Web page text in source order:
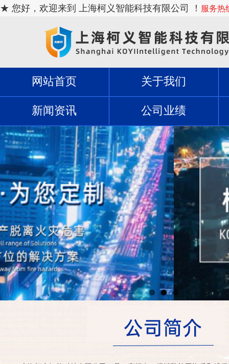
★ 您好，欢迎来到 上海柯义智能科技有限公司 ！ 服务热
网站首页 关于我们
新闻资讯 公司业绩